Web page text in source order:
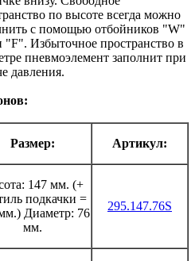
по высоте всегда можно
с помощью отбойников "W"
"F". Избыточное пространство в
пневмоэлемент заполнит при
давления.
Размер: Артикул:
147 мм. (+
подкачки =
Диаметр: 76
мм.
295.147.76S